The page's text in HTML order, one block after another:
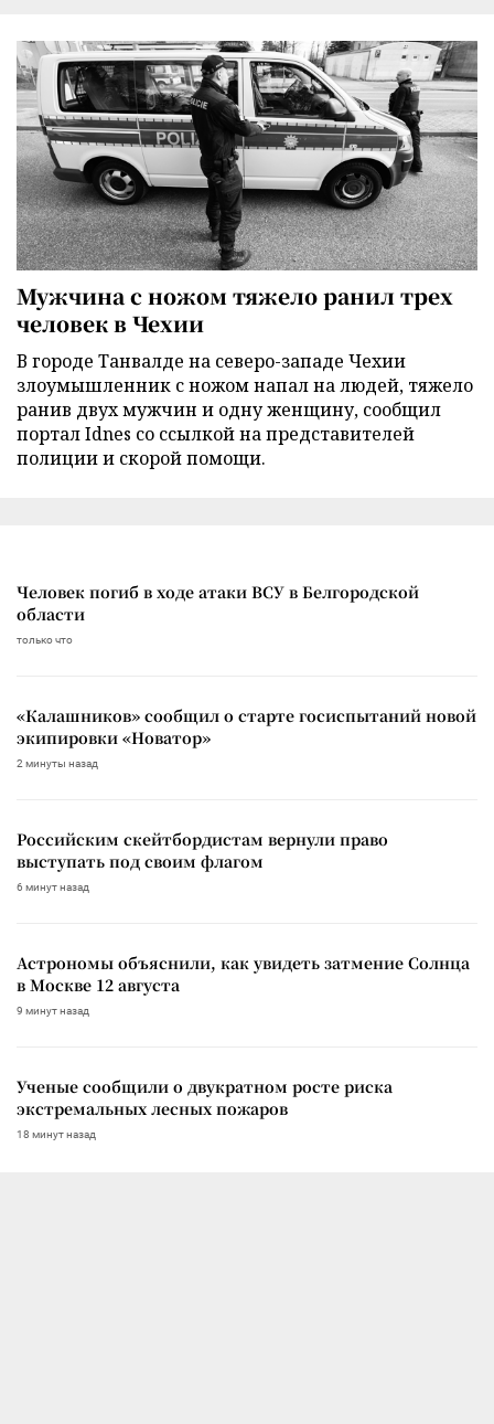
Мужчина с ножом тяжело ранил трех
человек в Чехии
В городе Танвалде на северо-западе Чехии
злоумышленник с ножом напал на людей, тяжело
ранив двух мужчин и одну женщину, сообщил
портал Idnes со ссылкой на представителей
полиции и скорой помощи.
Человек погиб в ходе атаки ВСУ в Белгородской
области
только что
«Калашников» сообщил о старте госиспытаний новой
экипировки «Новатор»
2 минуты назад
Российским скейтбордистам вернули право
выступать под своим флагом
6 минут назад
Астрономы объяснили, как увидеть затмение Солнца
в Москве 12 августа
9 минут назад
Ученые сообщили о двукратном росте риска
экстремальных лесных пожаров
18 минут назад